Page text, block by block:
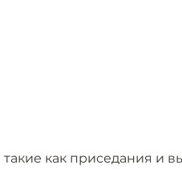
такие как приседания и